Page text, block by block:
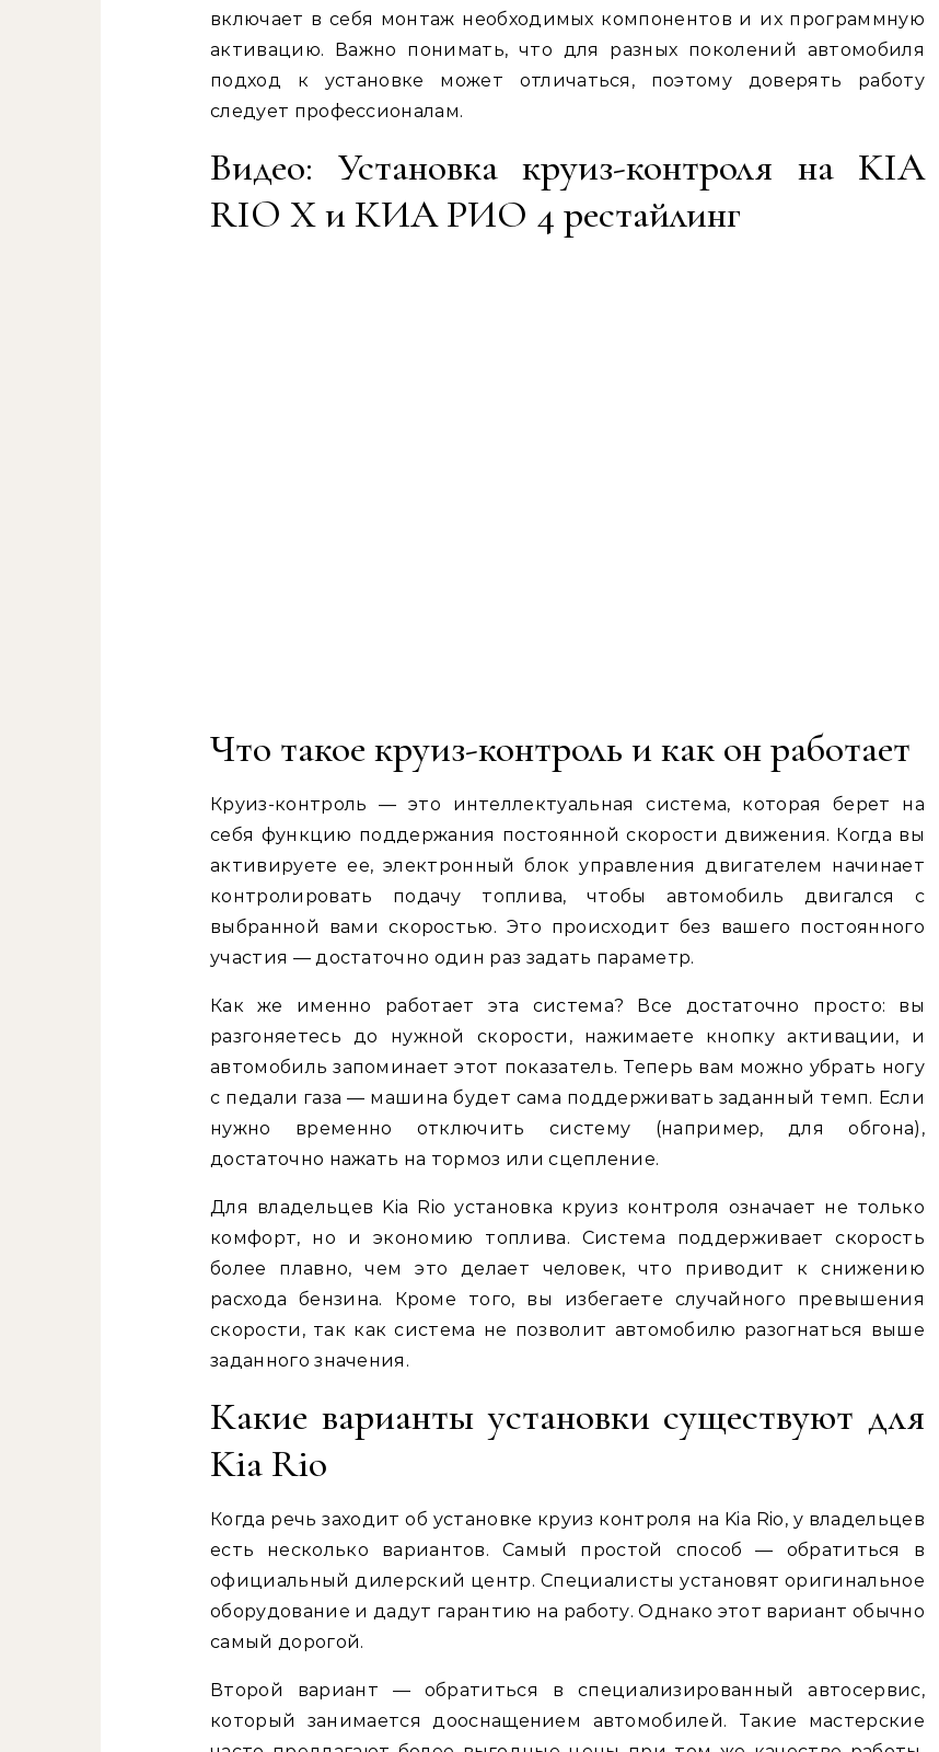
включает в себя монтаж необходимых компонентов и их программную
активацию. Важно понимать, что для разных поколений автомобиля
подход к установке может отличаться, поэтому доверять работу
следует профессионалам.
Видео: Установка круиз-контроля на KIA
RIO X и КИА РИО 4 рестайлинг
Что такое круиз-контроль и как он работает
Круиз-контроль — это интеллектуальная система, которая берет на
себя функцию поддержания постоянной скорости движения. Когда вы
активируете ее, электронный блок управления двигателем начинает
контролировать подачу топлива, чтобы автомобиль двигался с
выбранной вами скоростью. Это происходит без вашего постоянного
участия — достаточно один раз задать параметр.
Как же именно работает эта система? Все достаточно просто: вы
разгоняетесь до нужной скорости, нажимаете кнопку активации, и
автомобиль запоминает этот показатель. Теперь вам можно убрать ногу
с педали газа — машина будет сама поддерживать заданный темп. Если
нужно временно отключить систему (например, для обгона),
достаточно нажать на тормоз или сцепление.
Для владельцев Kia Rio установка круиз контроля означает не только
комфорт, но и экономию топлива. Система поддерживает скорость
более плавно, чем это делает человек, что приводит к снижению
расхода бензина. Кроме того, вы избегаете случайного превышения
скорости, так как система не позволит автомобилю разогнаться выше
заданного значения.
Какие варианты установки существуют для
Kia Rio
Когда речь заходит об установке круиз контроля на Kia Rio, у владельцев
есть несколько вариантов. Самый простой способ — обратиться в
официальный дилерский центр. Специалисты установят оригинальное
оборудование и дадут гарантию на работу. Однако этот вариант обычно
самый дорогой.
Второй вариант — обратиться в специализированный автосервис,
который занимается дооснащением автомобилей. Такие мастерские